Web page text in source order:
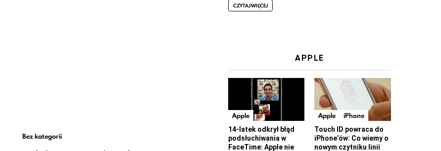
Bez kategorii
CZYTAJ WIĘCEJ
APPLE
Apple
14-latek odkrył błąd
podsłuchiwania w
FaceTime: Apple nie
Apple iPhone
Touch ID powraca do
iPhone’ów: Co wiemy o
nowym czytniku linii